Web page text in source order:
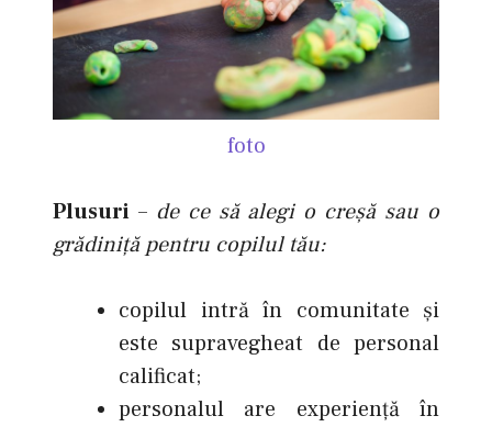
foto
Plusuri –de ce să alegi o creşă sau o
grădiniţă pentru copilul tău:
copilul intră în comunitate şi
este supravegheat de personal
calificat;
personalul are experienţă în